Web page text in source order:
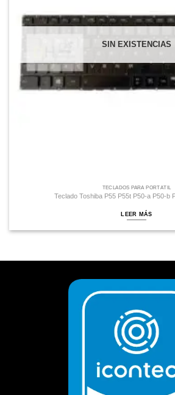
SIN EXISTENCIAS
TECLADOS PARA PORTÁTIL
Teclado Toshiba P55 P55t P50-a P50-b
LEER MÁS